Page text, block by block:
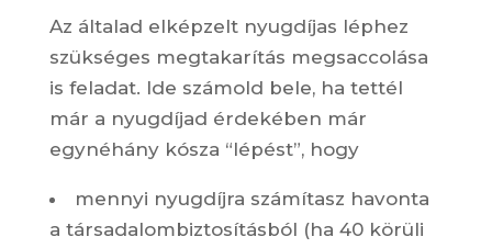
Az általad elképzelt nyugdíjas léphez
szükséges megtakarítás megsaccolása
is feladat. Ide számold bele, ha tettél
már a nyugdíjad érdekében már
egynéhány kósza “lépést”, hogy
mennyi nyugdíjra számítasz havonta
a társadalombiztosításból (ha 40 körüli